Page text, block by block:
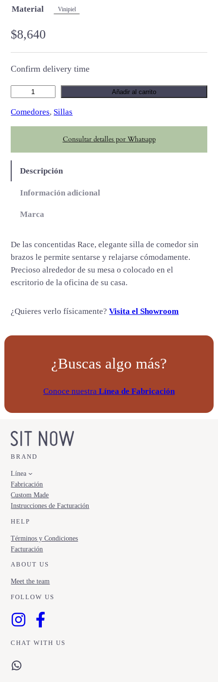
Material
Vinipiel
$8,640
Confirm delivery time
c
e
a
t
Añadir al carrito
Comedores, Sillas
Consultar detalles por Whatsapp
Descripción
Información adicional
Marca
De las concentidas Race, elegante silla de comedor sin
brazos le permite sentarse y relajarse cómodamente.
Precioso alrededor de su mesa o colocado en el
escritorio de la oficina de su casa.
¿Quieres verlo físicamente?Visita el Showroom
¿Buscas algo más?
Conoce nuestra Línea de Fabricación
BRAND
Línea
Fabricación
Custom Made
Instrucciones de Facturación
HELP
Términos y Condiciones
Facturación
ABOUT US
Meet the team
FOLLOW US
CHAT WITH US
WhatsApp